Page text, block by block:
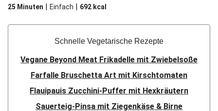
25 Minuten | Einfach | 692 kcal
Schnelle Vegetarische Rezepte
Vegane Beyond Meat Frikadelle mit Zwiebelsoße
Farfalle Bruschetta Art mit Kirschtomaten
Flauipauis Zucchini-Puffer mit Hexkräutern
Sauerteig-Pinsa mit Ziegenkäse & Birne